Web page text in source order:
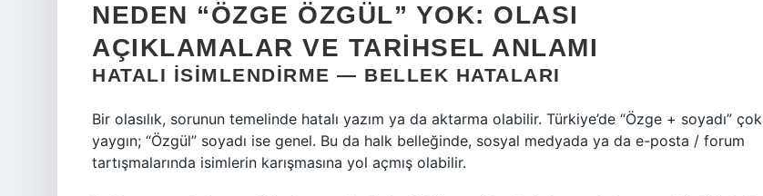
NEDEN “ÖZGE ÖZGÜL” YOK: OLASI
AÇIKLAMALAR VE TARIHSEL ANLAMI
HATALI İSIMLENDIRME — BELLEK HATALARI
Bir olasılık, sorunun temelinde hatalı yazım ya da aktarma olabilir. Türkiye’de “Özge + soyadı” çok
yaygın; “Özgül” soyadı ise genel. Bu da halk belleğinde, sosyal medyada ya da e-posta / forum
tartışmalarında isimlerin karışmasına yol açmış olabilir.